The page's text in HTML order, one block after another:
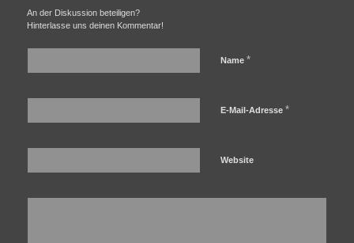
An der Diskussion beteiligen?
Hinterlasse uns deinen Kommentar!
Name *
E-Mail-Adresse *
Website